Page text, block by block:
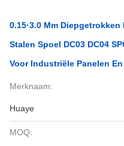
0.15·3.0 Mm
Stalen Spoel DC03 DC04
Voor Industriële Panelen
Merknaam:
Huaye
MOQ: